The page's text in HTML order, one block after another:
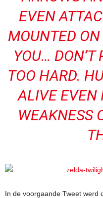
EVEN
MOUNTED
YOU… DON’T
TOO HARD.
ALIVE EVEN
WEAKNESS
In de voorgaande Tweet werd